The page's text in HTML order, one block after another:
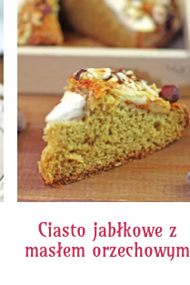
Ciasto jabłkowe z
masłem orzechowym